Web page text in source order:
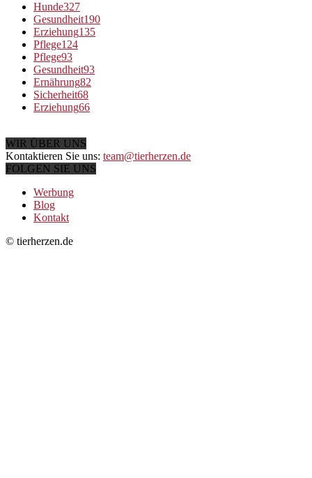
Hunde327
Gesundheit190
Erziehung135
Pflege124
Pflege93
Gesundheit93
Ernährung82
Sicherheit68
Erziehung66
WIR ÜBER UNS
Kontaktieren Sie uns: team@tierherzen.de
FOLGEN SIE UNS
Werbung
Blog
Kontakt
© tierherzen.de